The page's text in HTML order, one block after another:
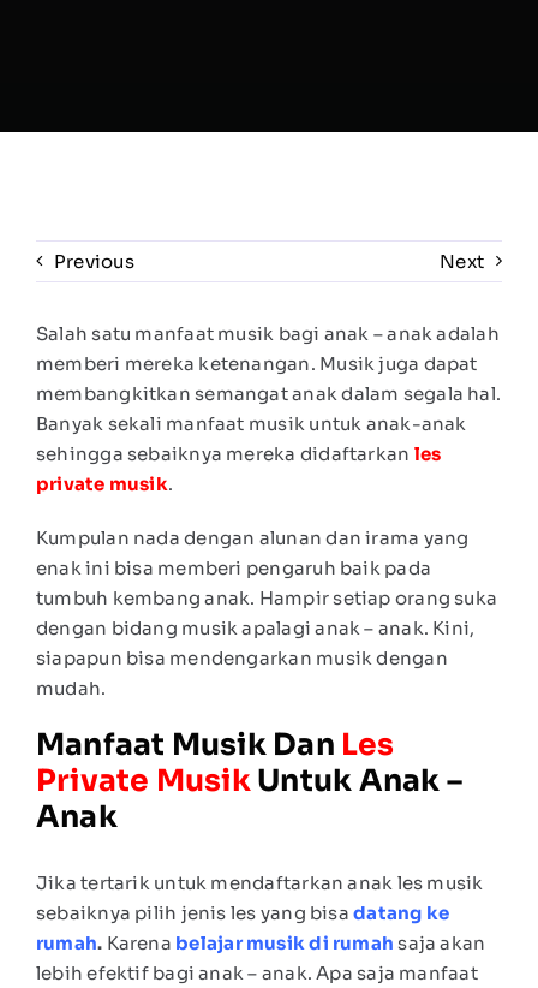
Previous Next
Salah satu manfaat musik bagi anak – anak adalah
memberi mereka ketenangan. Musik juga dapat
membangkitkan semangat anak dalam segala hal.
Banyak sekali manfaat musik untuk anak-anak
sehingga sebaiknya mereka didaftarkan les
private musik.
Kumpulan nada dengan alunan dan irama yang
enak ini bisa memberi pengaruh baik pada
tumbuh kembang anak. Hampir setiap orang suka
dengan bidang musik apalagi anak – anak. Kini,
siapapun bisa mendengarkan musik dengan
mudah.
Manfaat Musik Dan Les
Private MUsikUntuk Anak –
Anak
Jika tertarik untuk mendaftarkan anak les musik
sebaiknya pilih jenis les yang bisadatang ke
rumah. Karena belajar musik di rumah saja akan
lebih efektif bagi anak – anak. Apa saja manfaat